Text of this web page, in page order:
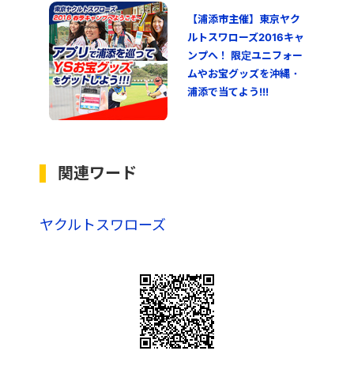
【浦添市主催】東京ヤク
ルトスワローズ2016キャ
ンプへ！ 限定ユニフォー
ムやお宝グッズを沖縄・
浦添で当てよう!!!
関連ワード
ヤクルトスワローズ